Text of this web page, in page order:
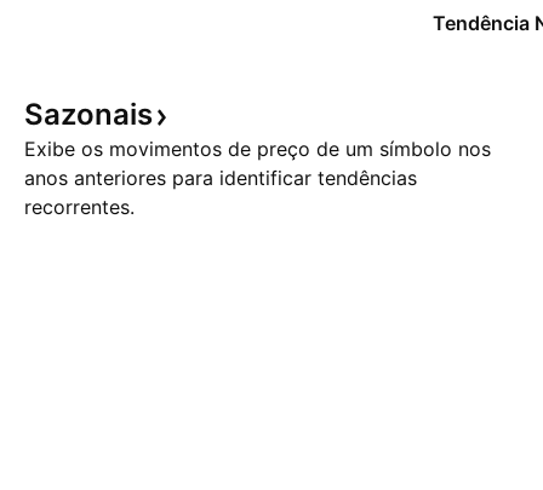
Tendência
Sazonais
Exibe os movimentos de preço de um símbolo nos
anos anteriores para identificar tendências
recorrentes.